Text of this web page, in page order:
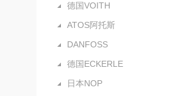
德国VOITH
ATOS阿托斯
DANFOSS
德国ECKERLE
日本NOP